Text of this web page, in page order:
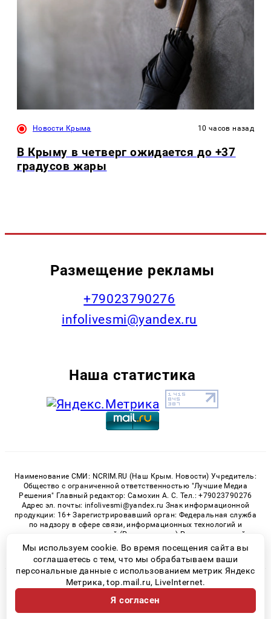
Новости Крыма 10 часов назад
В Крыму в четверг ожидается до +37
градусов жары
Размещение рекламы
+79023790276
infolivesmi@yandex.ru
Наша статистика
Наименование СМИ: NCRIM.RU (Наш Крым. Новости) Учредитель:
Общество с ограниченной ответственностью "Лучшие Медиа
Решения" Главный редактор: Самохин А. С. Тел.: +79023790276
Адрес эл. почты: infolivesmi@yandex.ru Знак информационной
продукции: 16+ Зарегистрировавший орган: Федеральная служба
по надзору в сфере связи, информационных технологий и
массовых коммуникаций (Роскомнадзор) Регистрационный
номер СМИ ЭЛ № ФС 77 - 81150 от 02.06.2021
© 2026 «nCrim.ru» | Все права защищены
Возрастная категория сайта 16+
Политика конфиденциальности
Мы используем cookie. Во время посещения сайта вы
соглашаетесь с тем, что мы обрабатываем ваши
персональные данные с использованием метрик Яндекс
Метрика, top.mail.ru, LiveInternet.
Я согласен